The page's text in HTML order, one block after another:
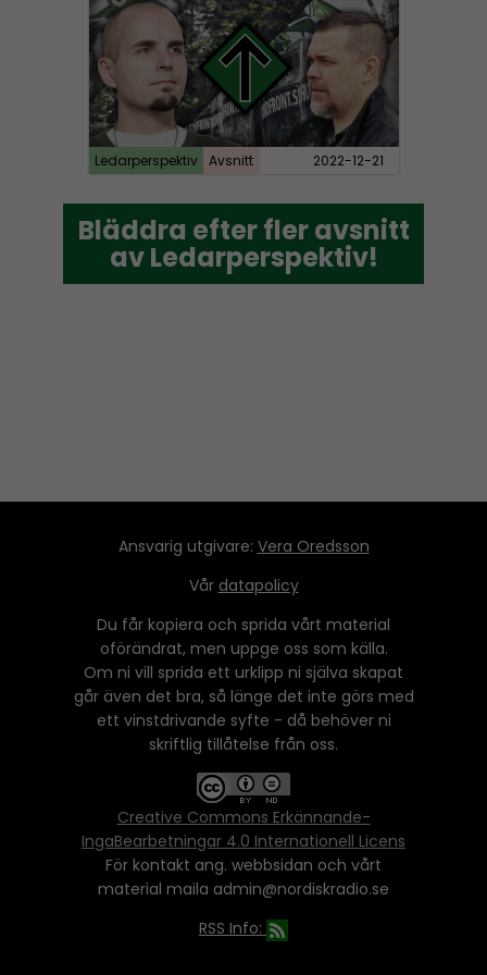
Ledarperspektiv Avsnitt 2022-12-21
Bläddra efter fler avsnitt
av Ledarperspektiv!
Bläddra efter fler avsnitt
av Ledarperspektiv!
Ansvarig utgivare: Vera Oredsson
Vår datapolicy
Du får kopiera och sprida vårt material
oförändrat, men uppge oss som källa.
Om ni vill sprida ett urklipp ni själva skapat
går även det bra, så länge det inte görs med
ett vinstdrivande syfte - då behöver ni
skriftlig tillåtelse från oss.
Creative Commons Erkännande-
IngaBearbetningar 4.0 Internationell Licens
För kontakt ang. webbsidan och vårt
material maila admin@nordiskradio.se
RSS Info: